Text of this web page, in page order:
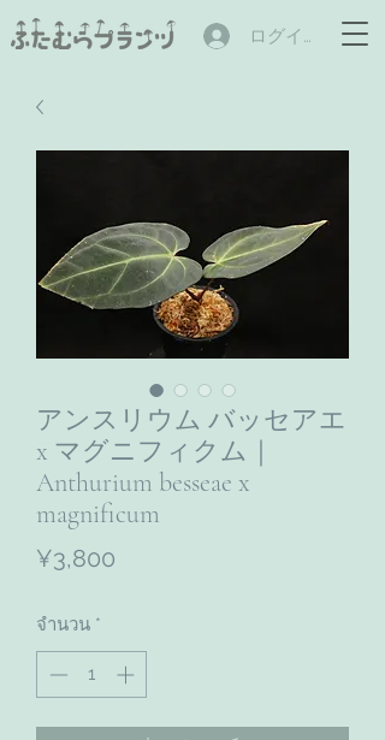
ログイン
アンスリウム バッセアエ
x マグニフィクム｜
Anthurium besseae x
magnificum
¥3,800
จำนวน *